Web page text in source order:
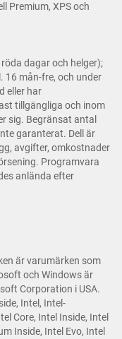
Premium, XPS och
dagar och helger);
16 mån-fre, och under
eller har
tillgängliga och inom
sig. Begränsat antal
garanterat. Dell är
avgifter, omkostnader
Programvara
anlända efter
är varumärken som
och Windows är
Corporation i USA.
Intel, Intel-
Core, Intel Inside, Intel
Inside, Intel Evo, Intel